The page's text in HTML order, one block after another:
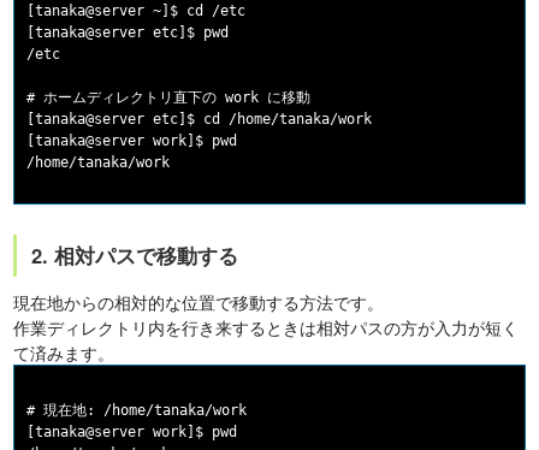
[tanaka@server ~]$ cd /etc
[tanaka@server etc]$ pwd
/etc
# ホームディレクトリ直下の work に移動
[tanaka@server etc]$ cd /home/tanaka/work
[tanaka@server work]$ pwd
2. 相対パスで移動する
現在地からの相対的な位置で移動する方法です。
作業ディレクトリ内を行き来するときは相対パスの方が入力が短く
て済みます。
# 現在地: /home/tanaka/work
[tanaka@server work]$ pwd